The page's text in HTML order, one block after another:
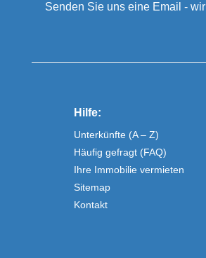
Senden Sie uns eine Email -
Hilfe:
Unterkünfte (A – Z)
Häufig gefragt (FAQ)
Ihre Immobilie vermieten
Sitemap
Kontakt